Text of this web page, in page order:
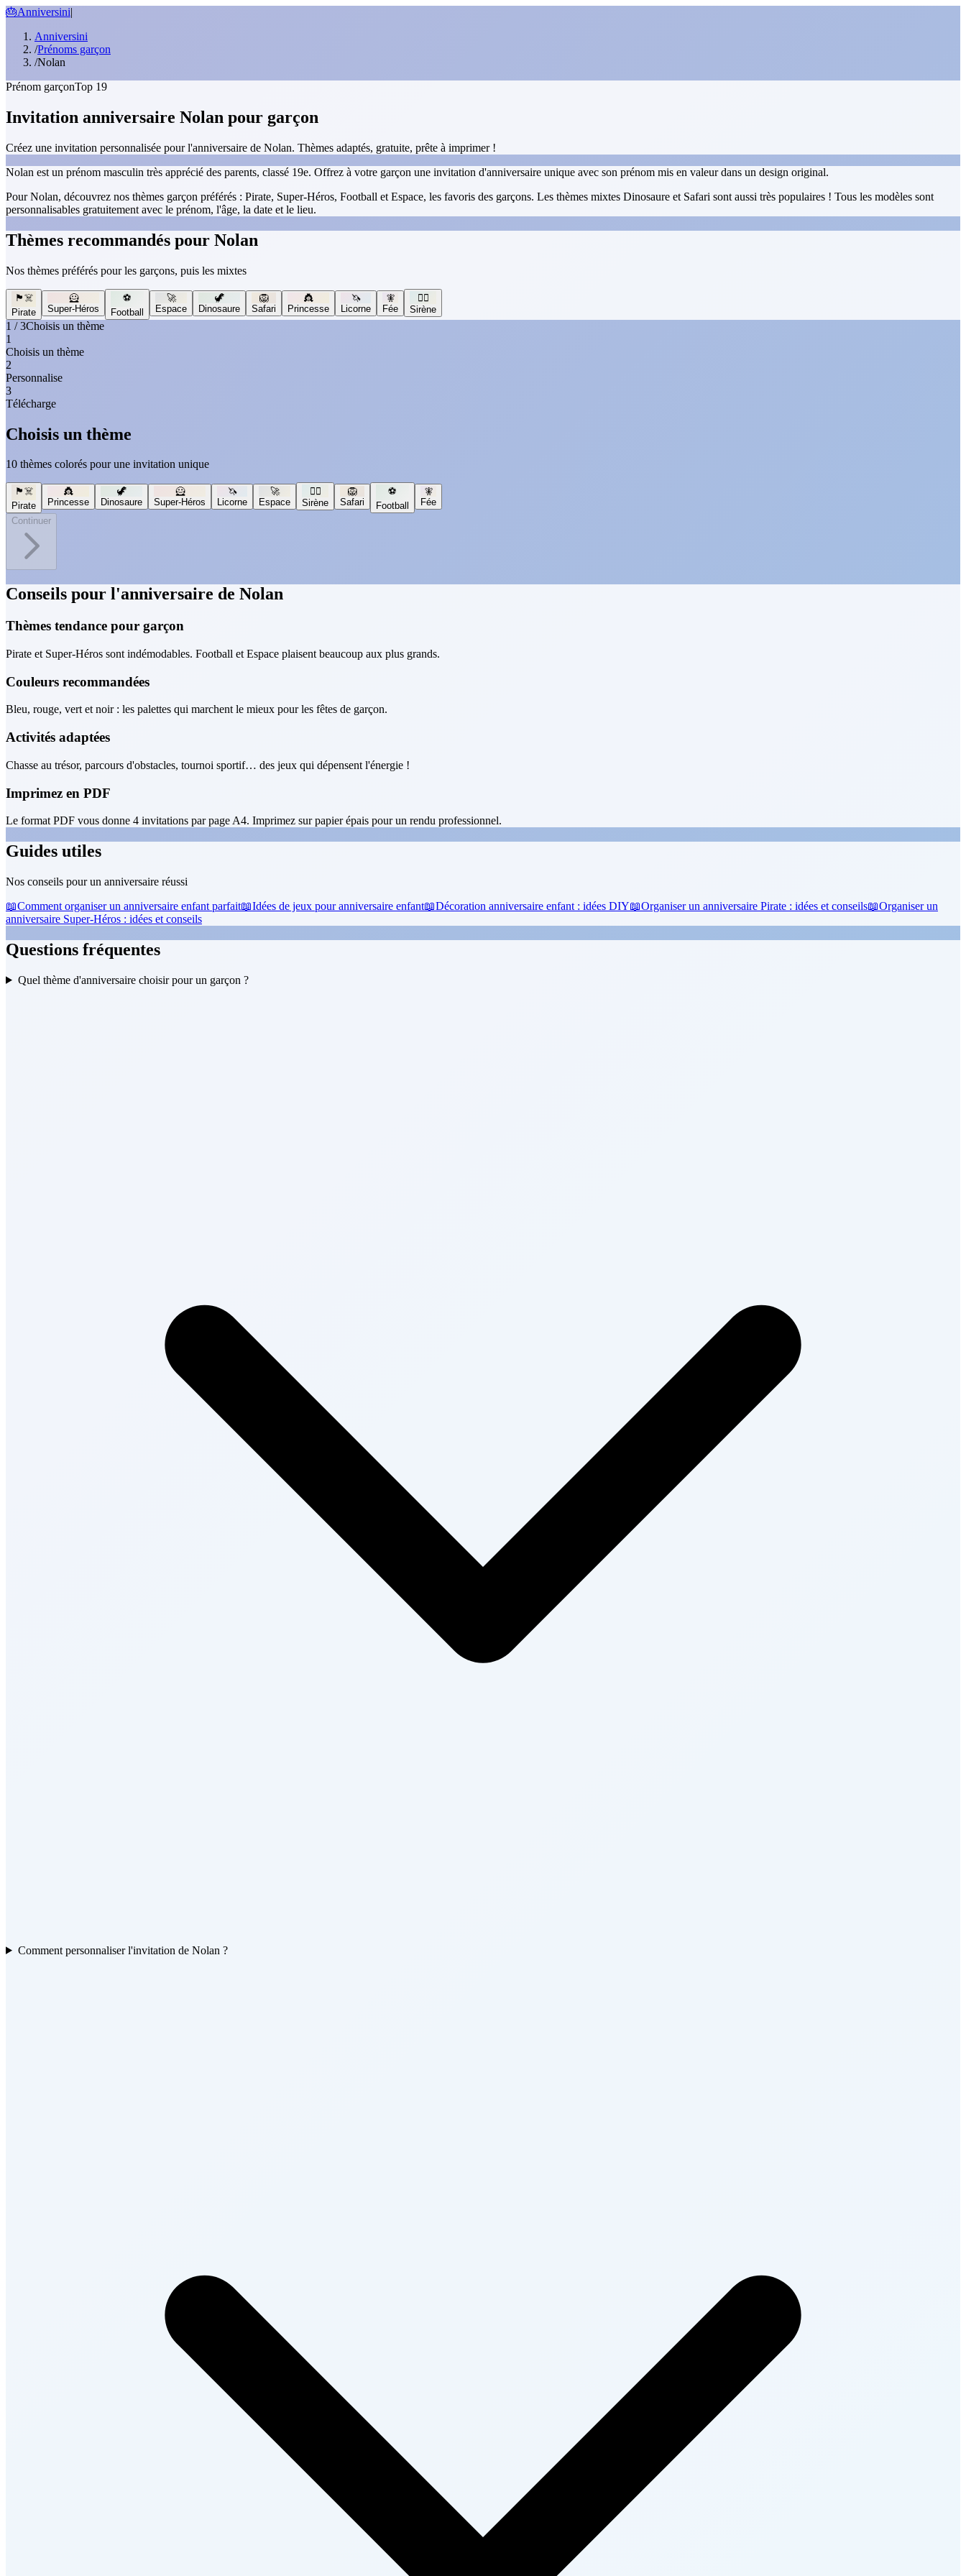
🎂Anniversini|
Anniversini
/Prénoms garçon
/Nolan
Prénom garçonTop 19
Invitation anniversaire Nolan pour garçon
Créez une invitation personnalisée pour l'anniversaire de Nolan. Thèmes adaptés, gratuite, prête à imprimer !
Nolan est un prénom masculin très apprécié des parents, classé 19e. Offrez à votre garçon une invitation d'anniversaire unique avec son prénom mis en valeur dans un design original.
Pour Nolan, découvrez nos thèmes garçon préférés : Pirate, Super-Héros, Football et Espace, les favoris des garçons. Les thèmes mixtes Dinosaure et Safari sont aussi très populaires ! Tous les modèles sont
personnalisables gratuitement avec le prénom, l'âge, la date et le lieu.
Thèmes recommandés pour Nolan
Nos thèmes préférés pour les garçons, puis les mixtes
🏴‍☠️
Pirate
🦸
Super-Héros
⚽
Football
🚀
Espace
🦖
Dinosaure
🦁
Safari
👸
Princesse
🦄
Licorne
🧚
Fée
🧜‍♀️
Sirène
1 / 3Choisis un thème
1
Choisis un thème
2
Personnalise
3
Télécharge
Choisis un thème
10 thèmes colorés pour une invitation unique
🏴‍☠️
Pirate
👸
Princesse
🦖
Dinosaure
🦸
Super-Héros
🦄
Licorne
🚀
Espace
🧜‍♀️
Sirène
🦁
Safari
⚽
Football
🧚
Fée
Continuer
Conseils pour l'anniversaire de Nolan
Thèmes tendance pour garçon
Pirate et Super-Héros sont indémodables. Football et Espace plaisent beaucoup aux plus grands.
Couleurs recommandées
Bleu, rouge, vert et noir : les palettes qui marchent le mieux pour les fêtes de garçon.
Activités adaptées
Chasse au trésor, parcours d'obstacles, tournoi sportif… des jeux qui dépensent l'énergie !
Imprimez en PDF
Le format PDF vous donne 4 invitations par page A4. Imprimez sur papier épais pour un rendu professionnel.
Guides utiles
Nos conseils pour un anniversaire réussi
📖Comment organiser un anniversaire enfant parfait📖Idées de jeux pour anniversaire enfant📖Décoration anniversaire enfant : idées DIY📖Organiser un anniversaire Pirate : idées et conseils📖Organiser un
anniversaire Super-Héros : idées et conseils
Questions fréquentes
Quel thème d'anniversaire choisir pour un garçon ?
Comment personnaliser l'invitation de Nolan ?